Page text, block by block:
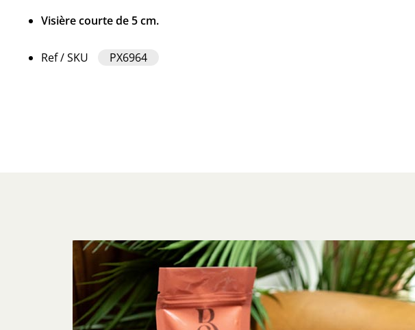
Visière courte de 5 cm.
Ref / SKU PX6964